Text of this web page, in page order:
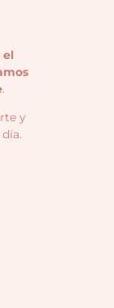
el
.
y